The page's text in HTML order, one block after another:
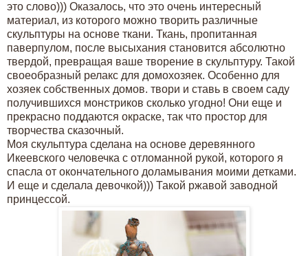
это слово))) Оказалось, что это очень интересный
материал, из которого можно творить различные
скульптуры на основе ткани. Ткань, пропитанная
паверпулом, после высыхания становится абсолютно
твердой, превращая ваше творение в скульптуру. Такой
своеобразный релакс для домохозяек. Особенно для
хозяек собственных домов. твори и ставь в своем саду
получившихся монстриков сколько угодно! Они еще и
прекрасно поддаются окраске, так что простор для
творчества сказочный.
Моя скульптура сделана на основе деревянного
Икеевского человечка с отломанной рукой, которого я
спасла от окончательного доламывания моими детками.
И еще и сделала девочкой))) Такой ржавой заводной
принцессой.